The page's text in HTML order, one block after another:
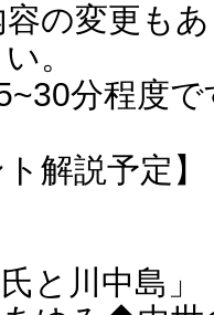
の変更も
。
分程度で
解説予定】
と川中島」